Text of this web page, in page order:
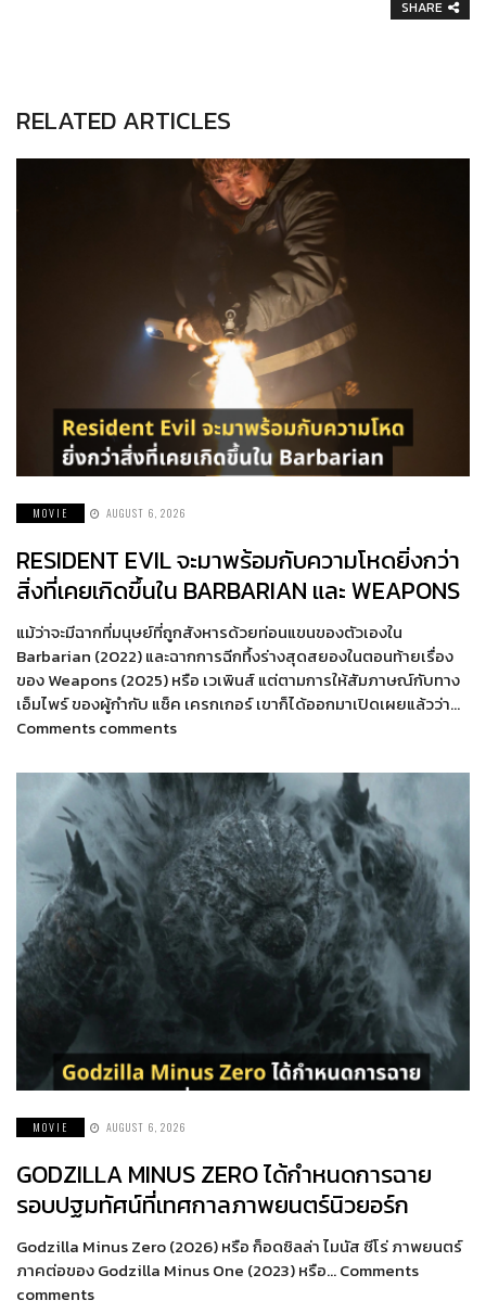
SHARE
RELATED ARTICLES
MOVIE AUGUST 6, 2026
RESIDENT EVIL จะมาพร้อมกับความโหดยิ่งกว่า
สิ่งที่เคยเกิดขึ้นใน BARBARIAN และ WEAPONS
แม้ว่าจะมีฉากที่มนุษย์ที่ถูกสังหารด้วยท่อนแขนของตัวเองใน
Barbarian (2022) และฉากการฉีกทึ้งร่างสุดสยองในตอนท้ายเรื่อง
ของ Weapons (2025) หรือ เวเพินส์ แต่ตามการให้สัมภาษณ์กับทาง
เอ็มไพร์ ของผู้กำกับ แซ็ค เครกเกอร์ เขาก็ได้ออกมาเปิดเผยแล้วว่า…
Comments comments
MOVIE AUGUST 6, 2026
GODZILLA MINUS ZERO ได้กำหนดการฉาย
รอบปฐมทัศน์ที่เทศกาลภาพยนตร์นิวยอร์ก
Godzilla Minus Zero (2026) หรือ ก็อดซิลล่า ไมนัส ซีโร่ ภาพยนตร์
ภาคต่อของ Godzilla Minus One (2023) หรือ… Comments
comments